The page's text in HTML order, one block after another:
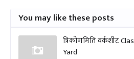
You may like these posts
त्रिकोणमिति वर्कशीट
Yard